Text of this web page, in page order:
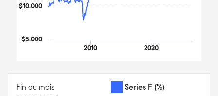
2010 2020
$5.000
$10.000
Fin du mois
Series F (%)